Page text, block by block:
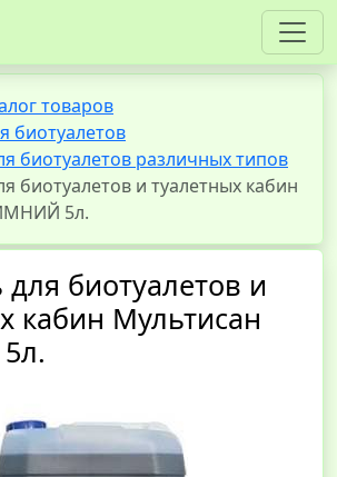
товаров
биотуалетов
биотуалетов различных типов
биотуалетов и туалетных кабин
5л.
биотуалетов и
кабин Мультисан